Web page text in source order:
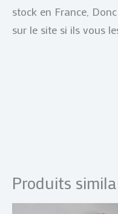
stock en France,
sur le site si ils vous
Produits